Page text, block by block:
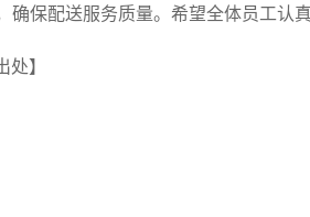
确保配送服务质量。希望全体员工认
处】